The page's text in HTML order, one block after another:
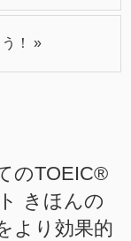
！ »
のTOEIC®
きほんの
より効果的